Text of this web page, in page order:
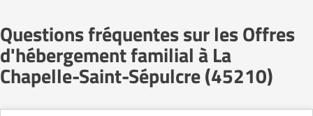
Questions fréquentes sur les Offres
d'hébergement familial à La
Chapelle-Saint-Sépulcre (45210)